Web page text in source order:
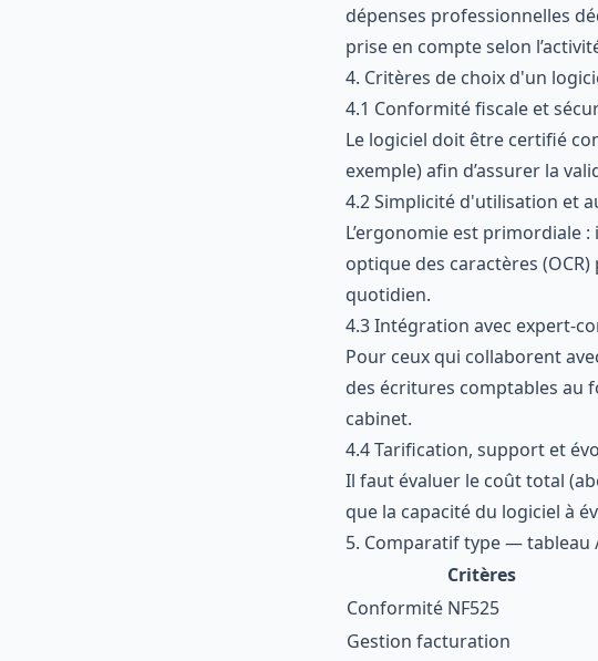
dépenses professionnelles
prise en compte selon
4. Critères de choix d'un
4.1 Conformité fiscale et
Le logiciel doit être certifié
exemple) afin d’assurer la
4.2 Simplicité d'utilisation et
L’ergonomie est primordiale
optique des caractères
quotidien.
4.3 Intégration avec expert-
Pour ceux qui collaborent
des écritures comptables au
cabinet.
4.4 Tarification, support et
Il faut évaluer le coût total
que la capacité du logiciel à
5. Comparatif type — tableau
Critères
Conformité NF525
Gestion facturation